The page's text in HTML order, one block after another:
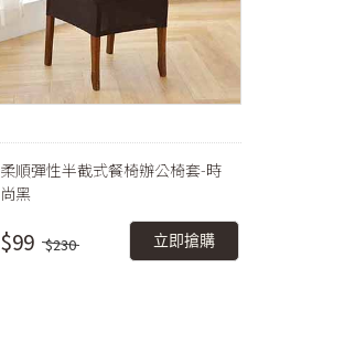
柔順彈性半截式餐椅辦公椅套-時
尚黑
$99 $230 立即搶購